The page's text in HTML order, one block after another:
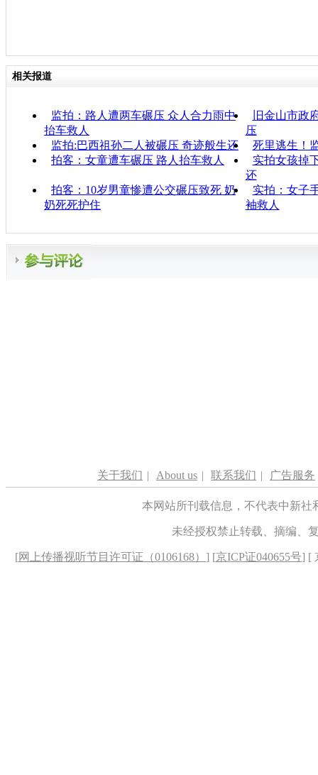
相关报道
监拍：路人遭两车碾压 众人合力雨中
抬车救人
旧金山市政
压
监拍:巴西祖孙二人被碾压 奇迹般生还
死里逃生！
拍客：女童遭车碾压 路人抬车救人
实拍女孩掉
还
拍客：10岁男童惨遭公交碾压致死 奶
奶死死护住
实拍：女子
袖救人
关于我们 | About us | 联系我们 | 广告服务
本网站所刊载信息，不代表中新
未经授权禁止转载、摘编、
[网上传播视听节目许可证（0106168） ] [京ICP证040655号] [